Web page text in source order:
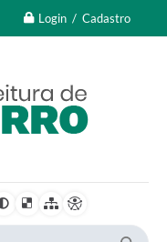
Login / Cadastro